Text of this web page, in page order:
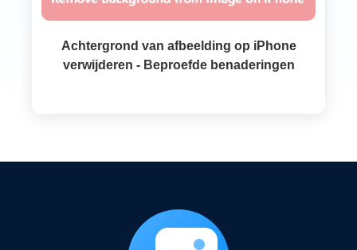
Achtergrond van afbeelding op iPhone
verwijderen - Beproefde benaderingen